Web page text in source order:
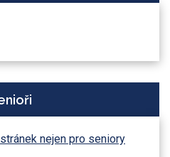
nejen pro seniory